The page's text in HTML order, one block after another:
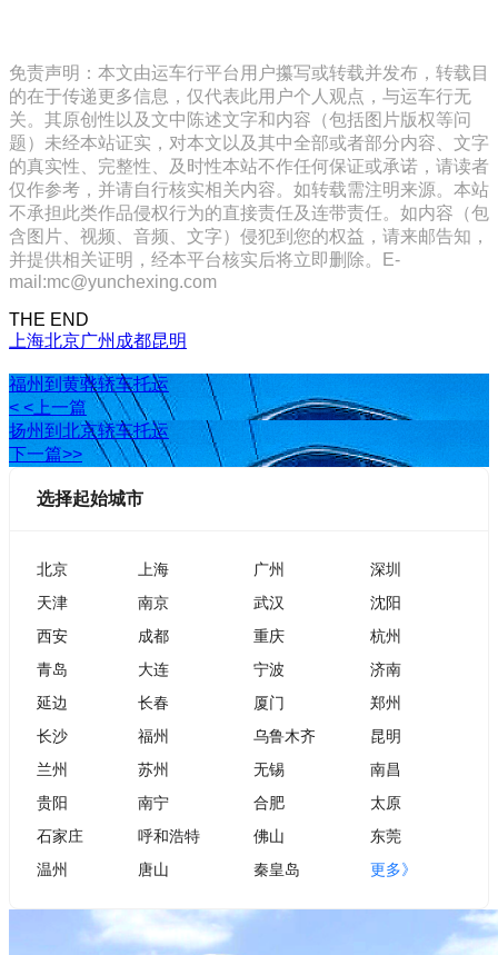
免责声明：本文由运车行平台用户攥写或转载并发布，转载目
的在于传递更多信息，仅代表此用户个人观点，与运车行无
关。其原创性以及文中陈述文字和内容（包括图片版权等问
题）未经本站证实，对本文以及其中全部或者部分内容、文字
的真实性、完整性、及时性本站不作任何保证或承诺，请读者
仅作参考，并请自行核实相关内容。如转载需注明来源。本站
不承担此类作品侵权行为的直接责任及连带责任。如内容（包
含图片、视频、音频、文字）侵犯到您的权益，请来邮告知，
并提供相关证明，经本平台核实后将立即删除。E-
mail:mc@yunchexing.com
THE END
上海北京广州 成都昆明
福州到黄骅轿车托运
< <上一篇
扬州到北京轿车托运
下一篇>>
选择起始城市
北京 上海 广州
深圳
天津
南京 武汉
沈阳
西安
成都 重庆
杭州
青岛
大连 宁波
济南
延边
长春 厦门
郑州
长沙
福州 乌鲁木齐
昆明
兰州
苏州 无锡
南昌
贵阳
南宁 合肥
太原
石家庄
呼和浩特 佛山
东莞
温州
唐山 秦皇岛 更多》